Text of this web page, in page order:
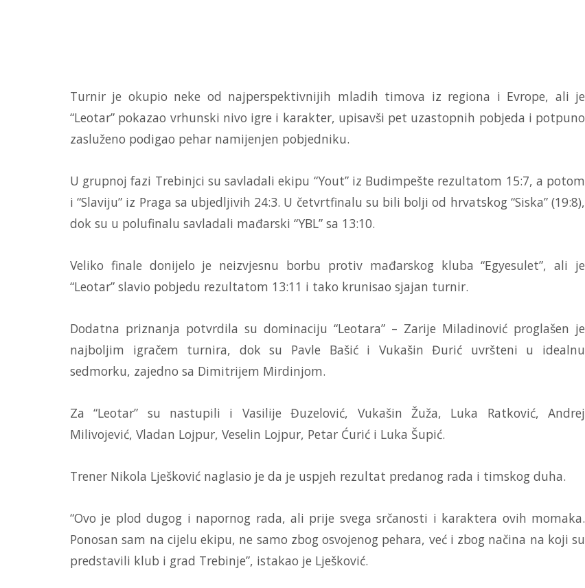
Turnir je okupio neke od najperspektivnijih mladih timova iz regiona i Evrope, ali je
“Leotar” pokazao vrhunski nivo igre i karakter, upisavši pet uzastopnih pobjeda i potpuno
zasluženo podigao pehar namijenjen pobjedniku.
U grupnoj fazi Trebinjci su savladali ekipu “Yout” iz Budimpešte rezultatom 15:7, a potom
i “Slaviju” iz Praga sa ubjedljivih 24:3. U četvrtfinalu su bili bolji od hrvatskog “Siska” (19:8),
dok su u polufinalu savladali mađarski “YBL” sa 13:10.
Veliko finale donijelo je neizvjesnu borbu protiv mađarskog kluba “Egyesulet”, ali je
“Leotar” slavio pobjedu rezultatom 13:11 i tako krunisao sjajan turnir.
Dodatna priznanja potvrdila su dominaciju “Leotara” – Zarije Miladinović proglašen je
najboljim igračem turnira, dok su Pavle Bašić i Vukašin Đurić uvršteni u idealnu
sedmorku, zajedno sa Dimitrijem Mirdinjom.
Za “Leotar” su nastupili i Vasilije Đuzelović, Vukašin Žuža, Luka Ratković, Andrej
Milivojević, Vladan Lojpur, Veselin Lojpur, Petar Ćurić i Luka Šupić.
Trener Nikola Lješković naglasio je da je uspjeh rezultat predanog rada i timskog duha.
“Ovo je plod dugog i napornog rada, ali prije svega srčanosti i karaktera ovih momaka.
Ponosan sam na cijelu ekipu, ne samo zbog osvojenog pehara, već i zbog načina na koji su
predstavili klub i grad Trebinje”, istakao je Lješković.